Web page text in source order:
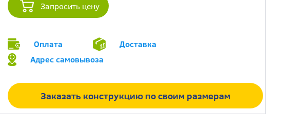
Запросить цену
Оплата
Доставка
Адрес самовывоза
Заказать конструкцию по своим размерам